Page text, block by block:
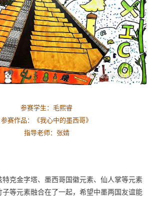
参赛学生：毛熙睿
参赛作品：《我心中的墨西哥》
指导老师：张婧
特克金字塔、墨西哥国徽元素、仙人掌等元素
子等元素融合在了一起，希望中墨两国友谊能